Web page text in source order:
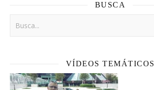
BUSCA
VÍDEOS TEMÁTICOS